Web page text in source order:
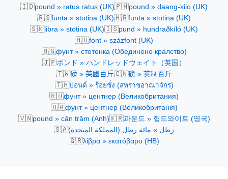
🇮🇩pound » ratus ratus (UK)🇵🇭pound » daang-kilo (UK)
🇷🇸funta » stotina (UK)🇭🇷funta » stotina (UK)
🇸🇰libra » stotina (UK)🇮🇸pund » hundraðkíló (UK)
🇭🇺font » százfont (UK)
🇧🇬фунт » стотенка (Обединено кралство)
🇯🇵ポンド » ハンドレッドウェイト（英国）
🇹🇼磅 » 英國百斤🇨🇳磅 » 英制百斤
🇹🇭ปอนด์ » ร้อยชั่ง (สหราชอาณาจักร)
🇷🇺фунт » центнер (Великобритания)
🇺🇦фунт » центнер (Великобританія)
🇻🇳pound » cân trăm (Anh)🇰🇷파운드 » 헝드와이트 (영국)
🇸🇦رطل » مائة رطل (المملكة المتحدة)
🇬🇷λίβρα » εκατόβαρο (ΗΒ)